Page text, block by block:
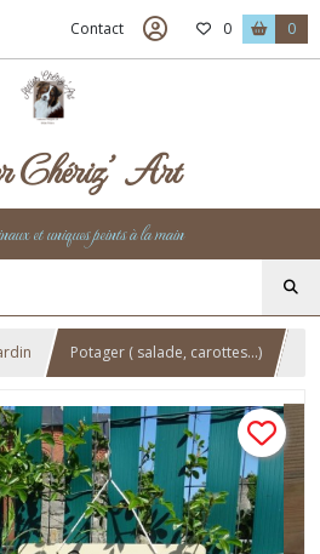
Contact 0 0
Chériz' Art
et uniques peints à la main
Potager ( salade, carottes...)